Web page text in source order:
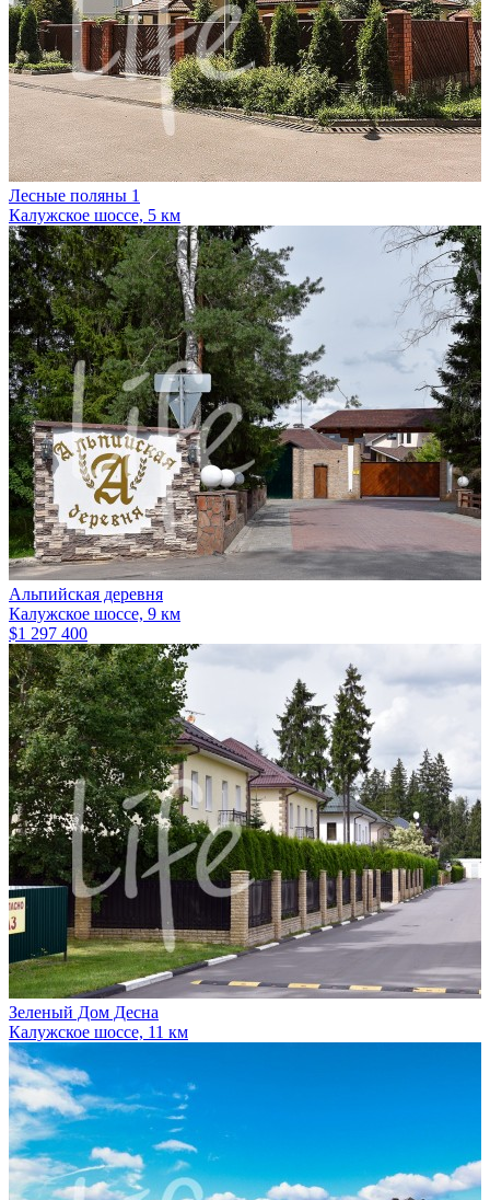
Лесные поляны 1
Калужское шоссе, 5 км
Альпийская деревня
Калужское шоссе, 9 км
$1 297 400
Зеленый Дом Десна
Калужское шоссе, 11 км